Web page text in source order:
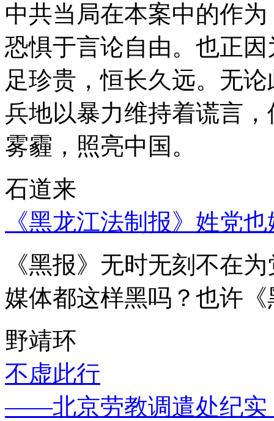
中共当局在本案中的作
恐惧于言论自由。也正
足珍贵，恒长久远。无
兵地以暴力维持着谎言
雾霾，照亮中国。
石道来
《黑龙江法制报》姓党
《黑报》无时无刻不在
媒体都这样黑吗？也许
野靖环
不虚此行
——北京劳教调遣处纪实